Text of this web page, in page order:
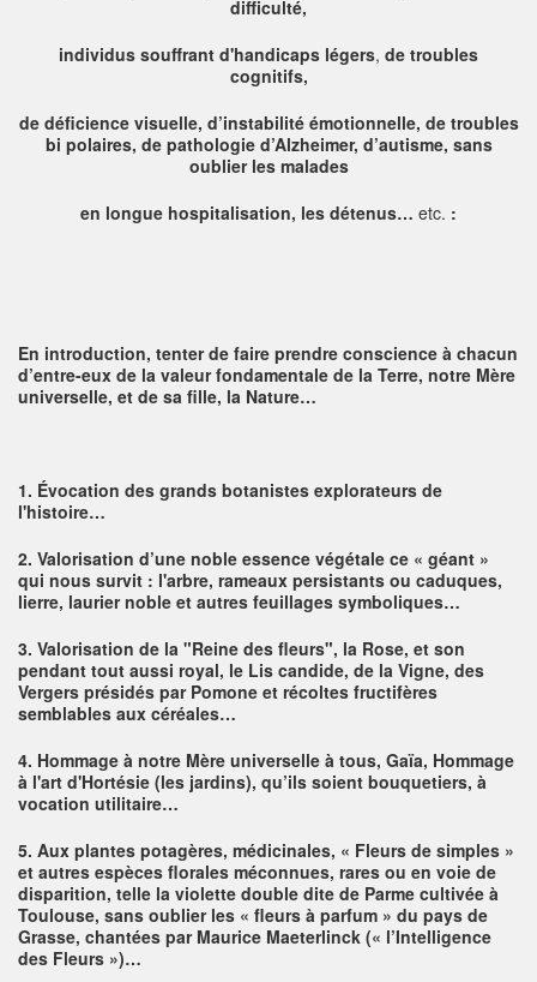
difficulté,
individus souffrant d'handicaps légers, de troubles
cognitifs,
de déficience visuelle, d’instabilité émotionnelle, de troubles
bi polaires, de pathologie d’Alzheimer, d’autisme, sans
oublier les malades
en longue hospitalisation, les détenus… etc. :
En introduction, tenter de faire prendre conscience à chacun
d’entre-eux de la valeur fondamentale de la Terre, notre Mère
universelle, et de sa fille, la Nature…
1. Évocation des grands botanistes explorateurs de
l'histoire…
2. Valorisation d’une noble essence végétale ce « géant »
qui nous survit : l'arbre, rameaux persistants ou caduques,
lierre, laurier noble et autres feuillages symboliques…
3. Valorisation de la "Reine des fleurs", la Rose, et son
pendant tout aussi royal, le Lis candide, de la Vigne, des
Vergers présidés par Pomone et récoltes fructifères
semblables aux céréales…
4. Hommage à notre Mère universelle à tous, Gaïa, Hommage
à l'art d'Hortésie (les jardins), qu’ils soient bouquetiers, à
vocation utilitaire…
5. Aux plantes potagères, médicinales, « Fleurs de simples »
et autres espèces florales méconnues, rares ou en voie de
disparition, telle la violette double dite de Parme cultivée à
Toulouse, sans oublier les « fleurs à parfum » du pays de
Grasse, chantées par Maurice Maeterlinck (« l’Intelligence
des Fleurs »)…